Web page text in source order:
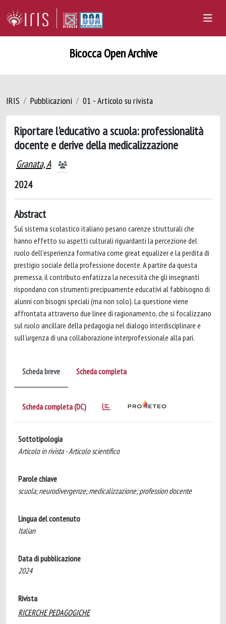
Bicocca Open Archive
IRIS Pubblicazioni 01 - Articolo su rivista
Riportare l'educativo a scuola: professionalità
docente e derive della medicalizzazione
Granata, A
2024
Abstract
Sul sistema scolastico italiano pesano carenze strutturali che
hanno effetto su aspetti culturali riguardanti la percezione del
ruolo dell’esperienza formativa come great equalizer e la perdita di
prestigio sociale della professione docente. A partire da questa
premessa, il contributo enfatizza la necessità che gli insegnanti
rispondano con strumenti precipuamente educativi al fabbisogno di
alunni con bisogni speciali (ma non solo). La questione viene
affrontata attraverso due linee di ragionamento, che si focalizzano
sul ruolo ancillare della pedagogia nel dialogo interdisciplinare e
sull’urgenza di una collaborazione interprofessionale alla pari.
Scheda breve Scheda completa
Scheda completa (DC)
Sottotipologia
Articolo in rivista - Articolo scientifico
Parole chiave
scuola; neurodivergenze; medicalizzazione; profession docente
Lingua del contenuto
Italian
Data di pubblicazione
2024
Rivista
RICERCHE PEDAGOGICHE